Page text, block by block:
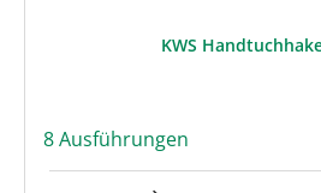
KWS
8 Ausführungen